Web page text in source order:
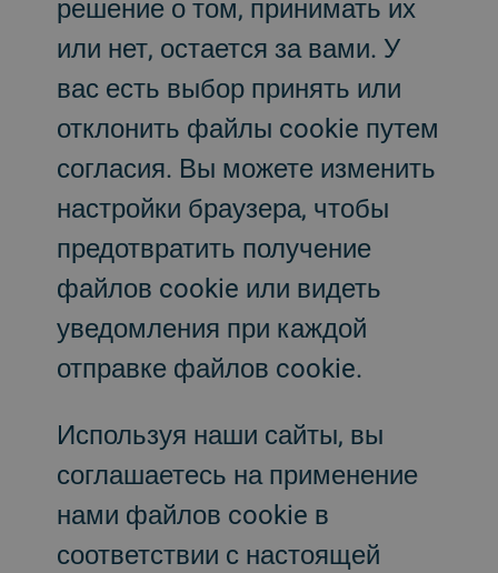
решение о том, принимать их
или нет, остается за вами. У
вас есть выбор принять или
отклонить файлы cookie путем
согласия. Вы можете изменить
настройки браузера, чтобы
предотвратить получение
файлов cookie или видеть
уведомления при каждой
отправке файлов cookie.
Используя наши сайты, вы
соглашаетесь на применение
нами файлов cookie в
соответствии с настоящей